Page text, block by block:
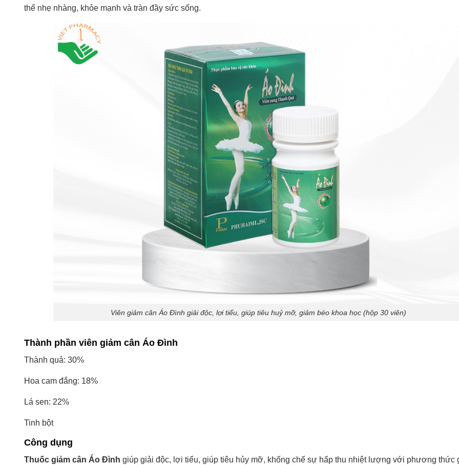
thể nhẹ nhàng, khỏe mạnh và tràn đầy sức sống.
Viên giảm cân Áo Đình giải độc, lợi tiểu, giúp tiêu huỷ mỡ, giảm béo khoa học (hộp 30 viên)
Thành phần viên giảm cân Áo Đình
Thành quả: 30%
Hoa cam đắng: 18%
Lá sen: 22%
Tinh bột
Công dụng
Thuốc giảm cân Áo Đình giúp giải độc, lợi tiểu, giúp tiêu hủy mỡ, khống chế sự hấp thu nhiệt lượng với phương thức